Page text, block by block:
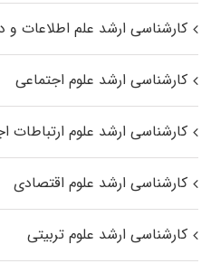
کارشناسی ارشد علم اطلاعات
کارشناسی ارشد علوم اجتماعی
کارشناسی ارشد علوم ارتباطات
کارشناسی ارشد علوم اقتصادی
کارشناسی ارشد علوم تربیتی